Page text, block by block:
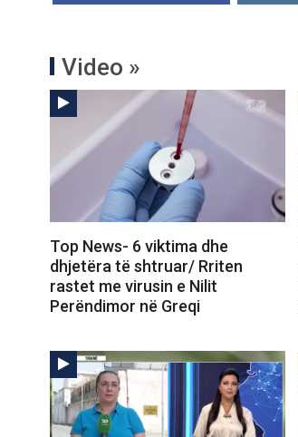
Video »
Top News- 6 viktima dhe
dhjetëra të shtruar/ Rriten
rastet me virusin e Nilit
Perëndimor në Greqi